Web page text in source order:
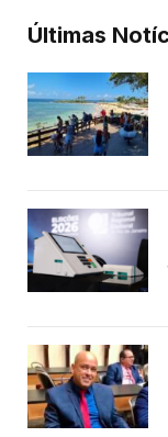
Últimas